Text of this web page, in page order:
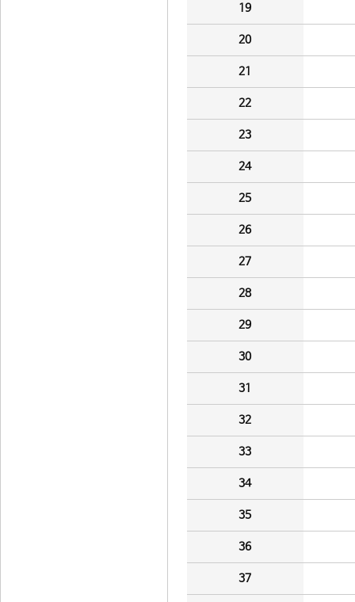
19
20
21
22
23
24
25
26
27
28
29
30
31
32
33
34
35
36
37